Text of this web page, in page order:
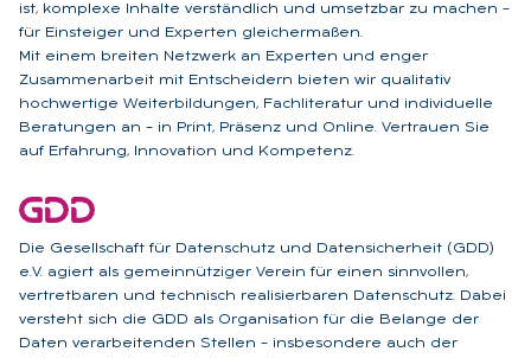
ist, komplexe Inhalte verständlich und umsetzbar zu machen –
für Einsteiger und Experten gleichermaßen.
Mit einem breiten Netzwerk an Experten und enger
Zusammenarbeit mit Entscheidern bieten wir qualitativ
hochwertige Weiterbildungen, Fachliteratur und individuelle
Beratungen an – in Print, Präsenz und Online. Vertrauen Sie
auf Erfahrung, Innovation und Kompetenz.
Die Gesellschaft für Datenschutz und Datensicherheit (GDD)
e.V. agiert als gemeinnütziger Verein für einen sinnvollen,
vertretbaren und technisch realisierbaren Datenschutz. Dabei
versteht sich die GDD als Organisation für die Belange der
Daten verarbeitenden Stellen – insbesondere auch der